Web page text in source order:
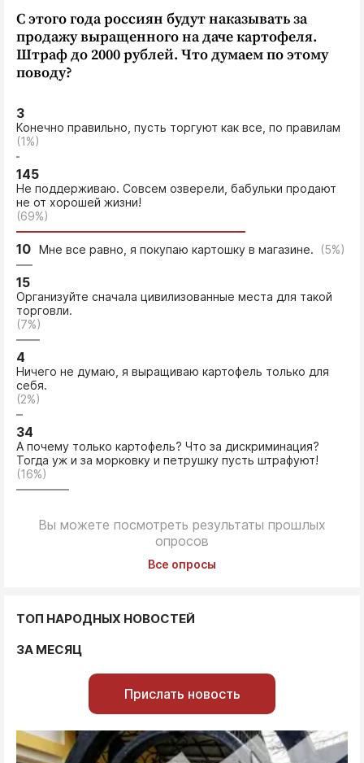
С этого года россиян будут наказывать за
продажу выращенного на даче картофеля.
Штраф до 2000 рублей. Что думаем по этому
поводу?
3
Конечно правильно, пусть торгуют как все, по правилам
(1%)
145
Не поддерживаю. Совсем озверели, бабульки продают
не от хорошей жизни!
(69%)
10 Мне все равно, я покупаю картошку в магазине. (5%)
15
Организуйте сначала цивилизованные места для такой
торговли.
(7%)
4
Ничего не думаю, я выращиваю картофель только для
себя.
(2%)
34
А почему только картофель? Что за дискриминация?
Тогда уж и за морковку и петрушку пусть штрафуют!
(16%)
Вы можете посмотреть результаты прошлых
опросов
Все опросы
ТОП НАРОДНЫХ НОВОСТЕЙ
ЗА МЕСЯЦ
Прислать новость